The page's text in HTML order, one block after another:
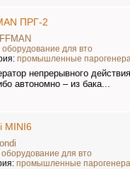
ПРГ-2
оборудование для вто
промышленные
непрерывного
автономно – из бака...
MINI6
оборудование для вто
промышленные